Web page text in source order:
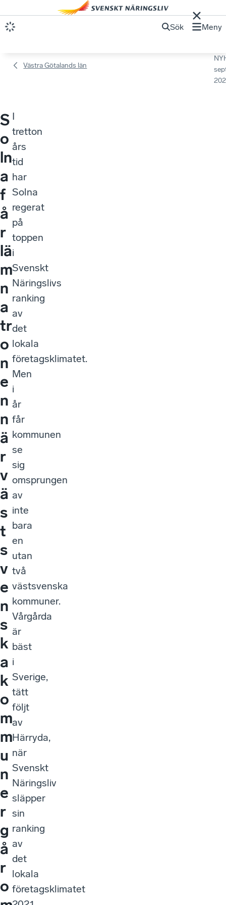
Sök Meny
Västra Götalands län
S
o
ln
a
f
å
r
lä
m
n
a
tr
o
n
e
n
n
ä
r
v
ä
s
t
s
v
e
n
s
k
a
k
o
m
m
u
n
e
r
g
å
r
o
I
tretton
års
tid
har
Solna
regerat
på
toppen
i
Svenskt
Näringslivs
ranking
av
det
lokala
företagsklimatet.
Men
i
år
får
kommunen
se
sig
omsprungen
av
inte
bara
en
utan
två
västsvenska
kommuner.
Vårgårda
är
bäst
i
Sverige,
tätt
följt
av
Härryda,
när
Svenskt
Näringsliv
släpper
sin
ranking
av
det
lokala
företagsklimatet